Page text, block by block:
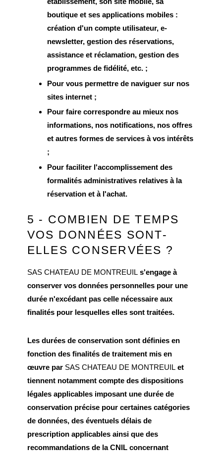
boutique et ses applications mobiles :
création d'un compte utilisateur, e-
newsletter, gestion des réservations,
assistance et réclamation, gestion des
programmes de fidélité, etc. ;
Pour vous permettre de naviguer sur nos
sites internet ;
Pour faire correspondre au mieux nos
informations, nos notifications, nos offres
et autres formes de services à vos intérêts
;
Pour faciliter l'accomplissement des
formalités administratives relatives à la
réservation et à l'achat.
5 - COMBIEN DE TEMPS
VOS DONNÉES SONT-
ELLES CONSERVÉES ?
SAS CHATEAU DE MONTREUILs'engage à
conserver vos données personnelles pour une
durée n'excédant pas celle nécessaire aux
finalités pour lesquelles elles sont traitées.
Les durées de conservation sont définies en
fonction des finalités de traitement mis en
œuvre par SAS CHATEAU DE MONTREUILet
tiennent notamment compte des dispositions
légales applicables imposant une durée de
conservation précise pour certaines catégories
de données, des éventuels délais de
prescription applicables ainsi que des
recommandations de la CNIL concernant